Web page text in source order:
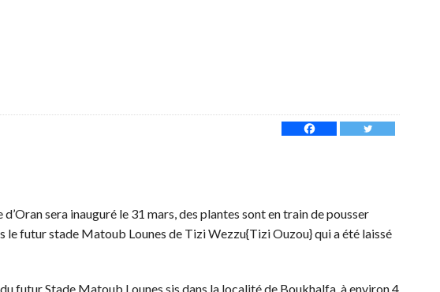
sera inauguré le 31 mars, des plantes sont en train de pousser
le futur stade Matoub Lounes de Tizi Wezzu{Tizi Ouzou} qui a été laissé
futur Stade Matoub Lounes sis dans la localité de Boukhalfa, à environ 4